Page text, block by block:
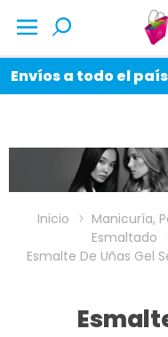
Envíos a todo el país
Inicio Manicuría,
Esmaltado
Esmalte De Uñas Gel